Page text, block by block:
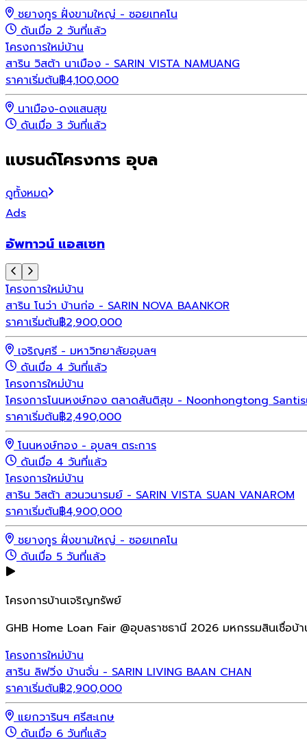
ชยางกูร ฝั่งขามใหญ่ - ซอยเทคโน
ดันเมื่อ 2 วันที่แล้ว
โครงการใหม่บ้าน
สาริน วิสต้า นาเมือง - SARIN VISTA NAMUANG
ราคาเริ่มต้น฿4,100,000
นาเมือง-ดงแสนสุข
ดันเมื่อ 3 วันที่แล้ว
แบรนด์โครงการ อุบล
ดูทั้งหมด
Ads
อัพทาวน์ แอสเซท
โครงการใหม่บ้าน
สาริน โนว่า บ้านก่อ - SARIN NOVA BAANKOR
ราคาเริ่มต้น฿2,900,000
เจริญศรี - มหาวิทยาลัยอุบลฯ
ดันเมื่อ 4 วันที่แล้ว
โครงการใหม่บ้าน
โครงการโนนหงษ์ทอง ตลาดสันติสุข - Noonhongtong
ราคาเริ่มต้น฿2,490,000
โนนหงษ์ทอง - อุบลฯ ตระการ
ดันเมื่อ 4 วันที่แล้ว
โครงการใหม่บ้าน
สาริน วิสต้า สวนวนารมย์ - SARIN VISTA SUAN VANAROM
ราคาเริ่มต้น฿4,900,000
ชยางกูร ฝั่งขามใหญ่ - ซอยเทคโน
ดันเมื่อ 5 วันที่แล้ว
โครงการบ้านเจริญทรัพย์
GHB Home Loan Fair @อุบลราชธานี 2026 มหกรรมสินเชื่อบ้
โครงการใหม่บ้าน
สาริน ลิฟวิ่ง บ้านจั่น - SARIN LIVING BAAN CHAN
ราคาเริ่มต้น฿2,900,000
แยกวารินฯ ศรีสะเกษ
ดันเมื่อ 6 วันที่แล้ว